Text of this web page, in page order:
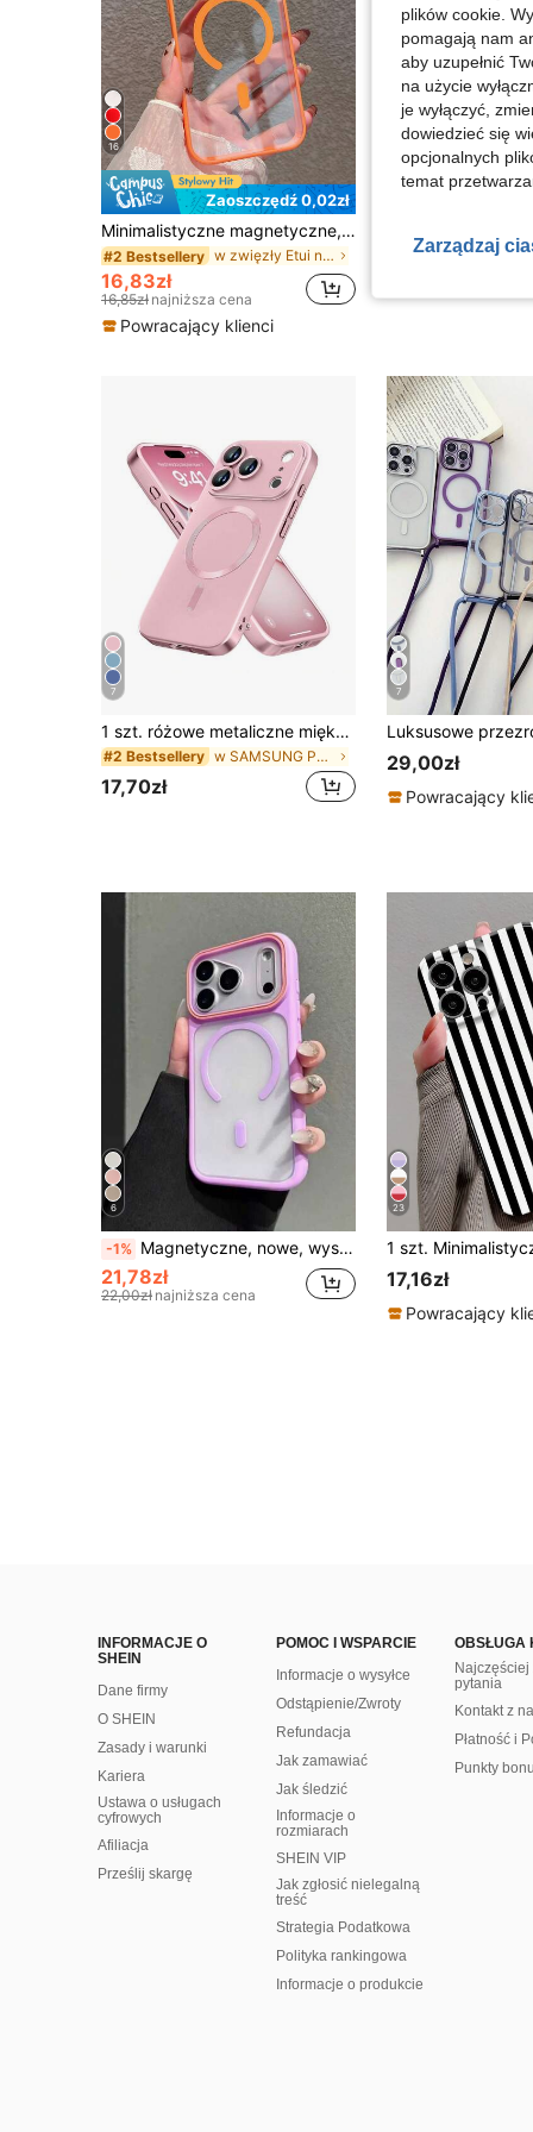
16
Zaoszczędź 0,02zł
Minimalistyczne magnetyczne, grube, pomarańczowe, przezroczyste etui na telefon, kompatybilne z 'em 17 Pro Max/17 Pro/17/17 Air/16 Pro Max/16/16 Pro/16 Plus/15/15 Pro Max/15 Pro/11/12/13/14 Pro Max/11 Pro Max/12 Pro/12 Pro Max/13 Pro/13 Pro Max/14 Pro/14 Pro Max/16E, twarda powłoka z akrylu, nieżółknący prezent na urodziny i rocznicę wiosny
#2 Bestsellery w zwięzły Etui na telefon
16,83zł
16,85zł najniższa cena
Powracający klienci
39
7
1 szt. różowe metaliczne miękkie etui na telefon, kompatybilne z 17e/17, 17 Air, 17 Pro, 17 Pro Max, ultra cienki design, odporne na zarysowania, amortyzujące wstrząsy, pełna ochrona aparatu, także kompatybilne z 18pro/18promax/18/13, 11, 16 Pro Max, 15, 14, 12, 16e. Kompatybilne z Samsung Galaxy S26Ultra/S26Plus/S26/S26Edge/S26Pro/S25Ultra/S25Plus/S25FE/A57/A37/A17/A56/A36/A26/A55/A35/A25/A15
#2 Bestsellery w SAMSUNG Podstawowe etui na telefon
17,70zł
7
29,00zł
Powracający
6
-1% Magnetyczne, nowe, wysokiej jakości, magnetyczne, przezroczyste etui akrylowe na telefon, kompatybilne z 'ami 17/16/15/14/13/12 Pro Max/14/15/16 Plus/17/Air/11, obsługuje ładowanie bezprzewodowe, przezroczyste, odporne na wstrząsy etui ochronne
21,78zł
22,00zł najniższa cena
23
17,16zł
Powracający
INFORMACJE O
SHEIN
Dane firmy
O SHEIN
Zasady i warunki
Kariera
Ustawa o usługach
cyfrowych
Afiliacja
Prześlij skargę
POMOC I WSPARCIE
Informacje o wysyłce
Odstąpienie/Zwroty
Refundacja
Jak zamawiać
Jak śledzić
Informacje o
rozmiarach
SHEIN VIP
Jak zgłosić nielegalną
treść
Strategia Podatkowa
Polityka rankingowa
Informacje o produkcie
OBSŁUGA
pytania
Kontakt z
Płatność i
Punkty
plików cookie.
pomagają nam
aby uzupełnić
na użycie
je wyłączyć,
dowiedzieć się
opcjonalnych
temat
Zarządzaj